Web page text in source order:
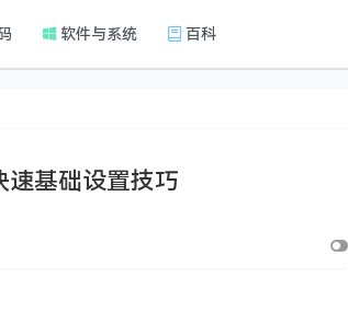
软件与系统 百科
基础设置技巧